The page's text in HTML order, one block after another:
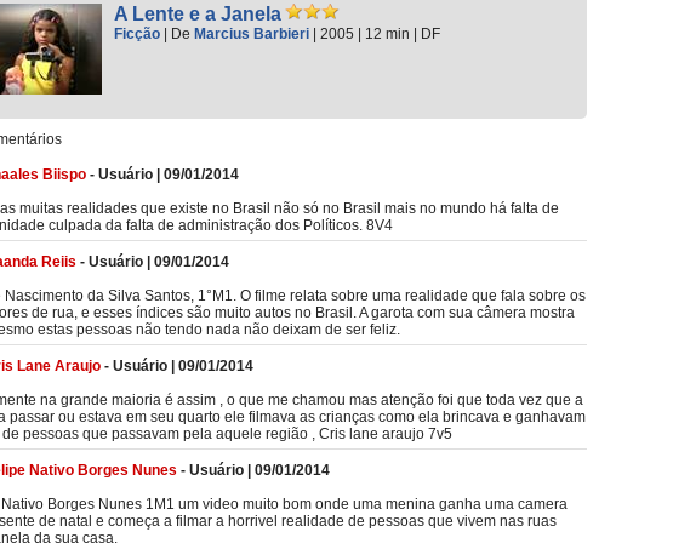
A Lente e a Janela
Ficção De Marcius Barbieri | 2005 | 12 min DF
Biispo - Usuário
09/01/2014
muitas realidades que existe no Brasil não só no Brasil mais no mundo há falta de
culpada da falta de administração dos Políticos. 8V4
Reiis - Usuário
09/01/2014
Nascimento da Silva Santos, 1°M1. O filme relata sobre uma realidade que fala sobre os
de rua, e esses índices são muito autos no Brasil. A garota com sua câmera mostra
estas pessoas não tendo nada não deixam de ser feliz.
Lane Araujo - Usuário
09/01/2014
na grande maioria é assim , o que me chamou mas atenção foi que toda vez que a
passar ou estava em seu quarto ele filmava as crianças como ela brincava e ganhavam
pessoas que passavam pela aquele região , Cris lane araujo 7v5
Nativo Borges Nunes - Usuário
09/01/2014
Borges Nunes 1M1 um video muito bom onde uma menina ganha uma camera
de natal e começa a filmar a horrivel realidade de pessoas que vivem nas ruas
da sua casa.